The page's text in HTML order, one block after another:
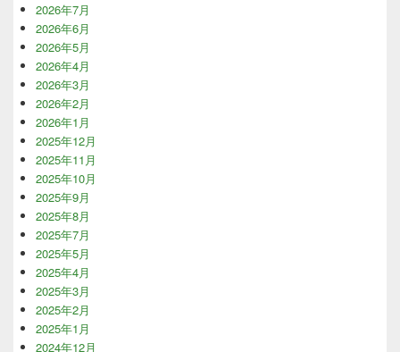
2026年7月
2026年6月
2026年5月
2026年4月
2026年3月
2026年2月
2026年1月
2025年12月
2025年11月
2025年10月
2025年9月
2025年8月
2025年7月
2025年5月
2025年4月
2025年3月
2025年2月
2025年1月
2024年12月